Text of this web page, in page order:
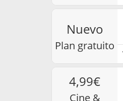
nuevo
plan gratuito
4,99€
cine &